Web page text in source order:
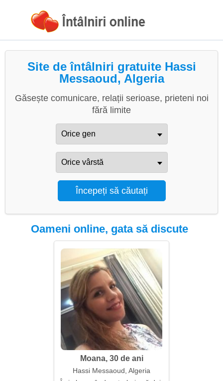
Site de întâlniri gratuite Hassi
Messaoud, Algeria
Găsește comunicare, relații serioase, prieteni noi
fără limite
Oameni online, gata să discute
Moana, 30 de ani
Hassi Messaoud, Algeria